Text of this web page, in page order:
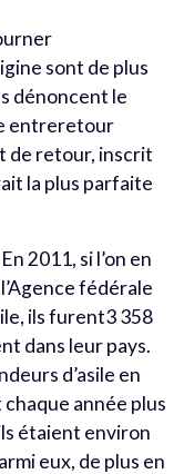
sont de plus
dénoncent le
entreretour
de retour, inscrit
la plus parfaite
2011, si l’on en
l’Agence fédérale
ils furent3 358
dans leur pays.
d’asile en
année plus
étaient environ
eux, de plus en